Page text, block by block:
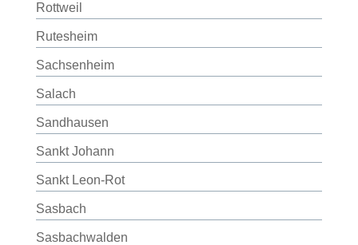
Rottweil
Rutesheim
Sachsenheim
Salach
Sandhausen
Sankt Johann
Sankt Leon-Rot
Sasbach
Sasbachwalden